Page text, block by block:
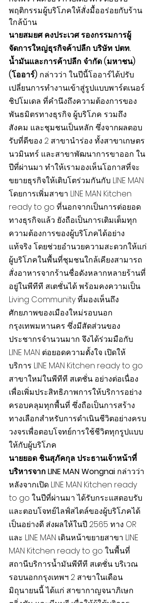
พฤติกรรมผู้บริโภคให้สั่งมื้ออร่อยกับร้าน
ใกล้บ้าน
นายสมยศ คงประเวศ รองกรรมการผู้
จัดการใหญ่ธุรกิจค้าปลีก บริษัท ปตท.
น้ำมันและการค้าปลีก จำกัด (มหาชน)
(โออาร์) กล่าวว่า ในปีนี้โออาร์ได้ปรับ
เปลี่ยนการทำงานเข้าสู่รูปแบบพาร์ตเนอร์
ชิปโมเดล ที่คำนึงถึงความต้องการของ
พันธมิตรทางธุรกิจ ผู้บริโภค รวมถึง
สังคม และชุมชนเป็นหลัก ซึ่งจากผลตอบ
รับที่ดีของ 2 สาขานำร่อง ทั้งสาขาเกษตร
นวมินทร์ และสาขาพัฒนาการขาออก ใน
ปีที่ผ่านมา ทำให้เรามองเห็นโอกาสที่จะ
ขยายธุรกิจให้เติบโตร่วมกันกับ LINE MAN
โดยการเพิ่มสาขา LINE MAN Kitchen
ready to go ที่นอกจากเป็นการต่อยอด
ทางธุรกิจแล้ว ยังถือเป็นการเติมเต็มทุก
ความต้องการของผู้บริโภคได้อย่าง
แท้จริง โดยช่วยอำนวยความสะดวกให้แก่
ผู้บริโภคในพื้นที่ชุมชนใกล้เคียงสามารถ
สั่งอาหารจากร้านชื่อดังหลากหลายร้านที่
อยู่ในพีทีที สเตชั่นได้ พร้อมคงความเป็น
Living Community ที่มองเห็นถึง
ศักยภาพของเมืองใหม่รอบนอก
กรุงเทพมหานคร ซึ่งมีสัดส่วนของ
ประชากรจำนวนมาก จึงได้ร่วมมือกับ
LINE MAN ต่อยอดความตั้งใจ เปิดให้
บริการ LINE MAN Kitchen ready to go
สาขาใหม่ในพีทีที สเตชั่น อย่างต่อเนื่อง
เพื่อเพิ่มประสิทธิภาพการให้บริการอย่าง
ครอบคลุมทุกพื้นที่ ซึ่งถือเป็นการสร้าง
ทางเลือกสำหรับการดำเนินชีวิตอย่างครบ
วงจรเพื่อตอบโจทย์การใช้ชีวิตทุกรูปแบบ
ให้กับผู้บริโภค
นายยอด ชินสุภัคกุล ประธานเจ้าหน้าที่
บริหารจาก LINE MAN Wongnai กล่าวว่า
หลังจากเปิด LINE MAN Kitchen ready
to go ในปีที่ผ่านมา ได้รับกระแสตอบรับ
และตอบโจทย์ไลฟ์สไตล์ของผู้บริโภคได้
เป็นอย่างดี ส่งผลให้ในปี 2565 ทาง OR
และ LINE MAN เดินหน้าขยายสาขา LINE
MAN Kitchen ready to go ในพื้นที่
สถานีบริการน้ำมันพีทีที สเตชั่น บริเวณ
รอบนอกกรุงเทพฯ 2 สาขาในเดือน
มิถุนายนนี้ ได้แก่ สาขากาญจนาภิเษก